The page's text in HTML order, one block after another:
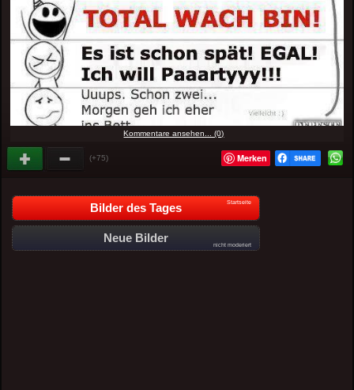
Kommentare ansehen... (0)
(+75) Merken
Bilder des Tages Startseite
Neue Bilder
nicht moderiert